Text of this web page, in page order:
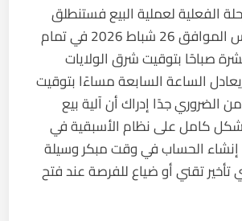
الفعلية لعملية البيع فستنطلق
رسميًا يوم الخميس الموافق 26 شباط 2026 في تمام
صباحًا بتوقيت شرق الولايات
الساعة السابعة مساءًا بتوقيت
الضروري جدًا إدراك أن آلية بيع
كامل على نظام الأسبقية في
إنشاء الحساب في وقت مبكر وسيلة
تقني أو ضياع للفرصة عند فتح